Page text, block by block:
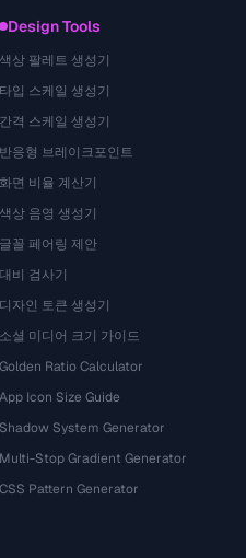
Design Tools
색상 팔레트 생성기
타입 스케일 생성기
간격 스케일 생성기
반응형 브레이크포인트
화면 비율 계산기
색상 음영 생성기
글꼴 페어링 제안
대비 검사기
디자인 토큰 생성기
소셜 미디어 크기 가이드
Golden Ratio Calculator
App Icon Size Guide
Shadow System Generator
Multi-Stop Gradient Generator
CSS Pattern Generator